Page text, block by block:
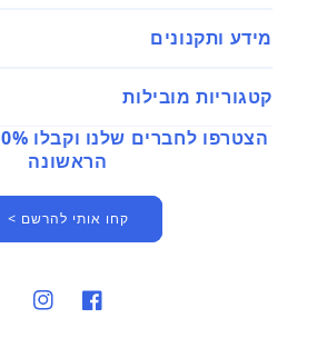
מידע ותקנונים
קטגוריות מובילות
הראשונה
קחו אותי להרשם >
פייסבוק אינסטגרם